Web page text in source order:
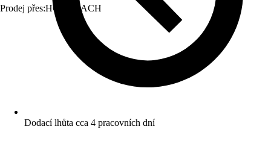
Prodej přes:HORNBACH
Dodací lhůta cca 4 pracovních dní